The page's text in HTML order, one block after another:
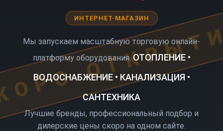
ИНТЕРНЕТ-МАГАЗИН
Мы запускаем масштабную торговую онлайн-
платформу оборудования. ОТОПЛЕНИЕ •
ВОДОСНАБЖЕНИЕ • КАНАЛИЗАЦИЯ •
САНТЕХНИКА
Лучшие бренды, профессиональный подбор и
дилерские цены скоро на одном сайте.